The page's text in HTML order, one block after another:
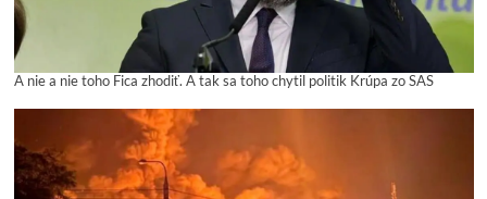
A nie a nie toho Fica zhodiť. A tak sa toho chytil politik Krúpa zo SAS